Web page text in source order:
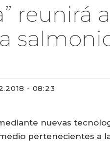
reunirá
- 08:23
nuevas
pertenecientes a